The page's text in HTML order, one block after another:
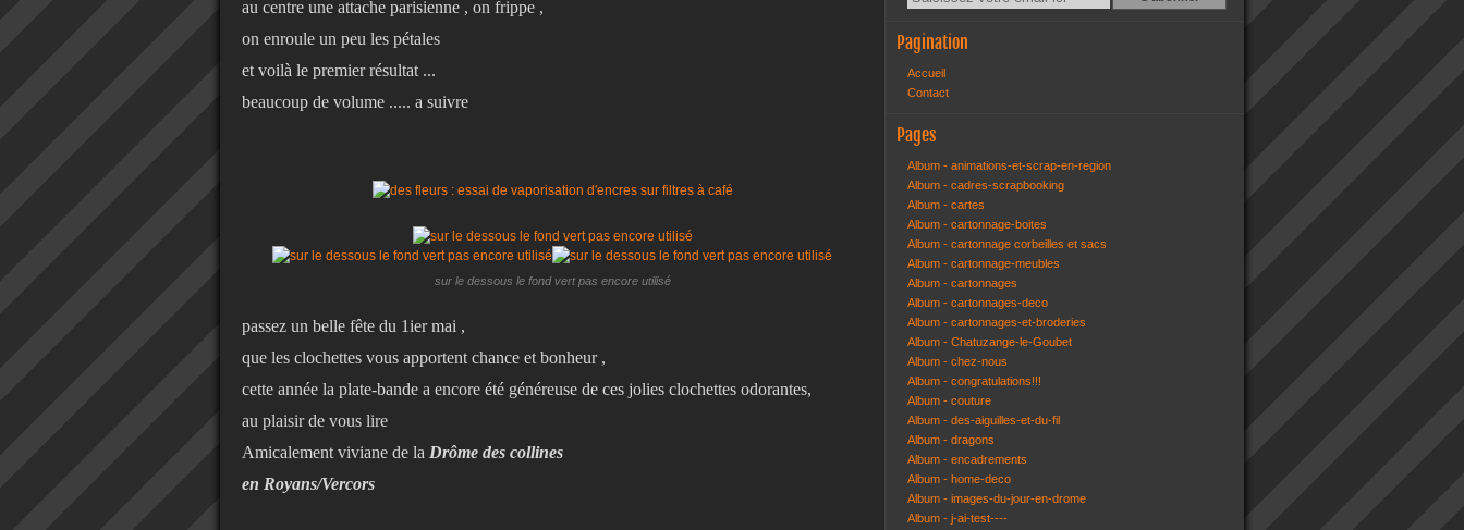
au centre une attache parisienne , on frippe ,
on enroule un peu les pétales
et voilà le premier résultat ...
beaucoup de volume ..... a suivre
sur le dessous le fond vert pas encore utilisé
passez un belle fête du 1ier mai ,
que les clochettes vous apportent chance et bonheur ,
cette année la plate-bande a encore été généreuse de ces jolies clochettes odorantes,
au plaisir de vous lire
Amicalement viviane de la Drôme des collines
en Royans/Vercors
Pagination
Accueil
Contact
Pages
Album - animations-et-scrap-en-region
Album - cadres-scrapbooking
Album - cartes
Album - cartonnage-boites
Album - cartonnage corbeilles et sacs
Album - cartonnage-meubles
Album - cartonnages
Album - cartonnages-deco
Album - cartonnages-et-broderies
Album - Chatuzange-le-Goubet
Album - chez-nous
Album - congratulations!!!
Album - couture
Album - des-aiguilles-et-du-fil
Album - dragons
Album - encadrements
Album - home-deco
Album - images-du-jour-en-drome
Album - j-ai-test----